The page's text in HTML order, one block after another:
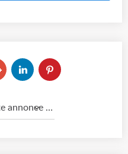
Marquer cette annonce comme...